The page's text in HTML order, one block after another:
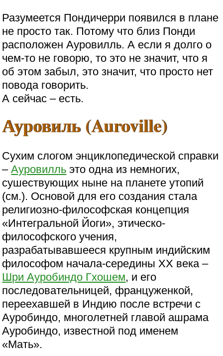
Разумеется Пондичерри появился в плане
не просто так. Потому что близ Понди
расположен Ауровилль. А если я долго о
чем-то не говорю, то это не значит, что я
об этом забыл, это значит, что просто нет
повода говорить.
А сейчас – есть.
Ауровиль (Auroville)
Сухим слогом энциклопедической справки
–Ауровилль это одна из немногих,
сушествующих ныне на планете утопий
(см.). Основой для его создания стала
религиозно-философская концепция
«Интегральной Йоги», этическо-
философского учения,
разрабатывавшееся крупным индийским
философом начала-середины XX века –
Шри Ауробиндо Гхошем, и его
последовательницей, француженкой,
переехавшей в Индию после встречи с
Ауробиндо, многолетней главой ашрама
Ауробиндо, известной под именем
«Мать».